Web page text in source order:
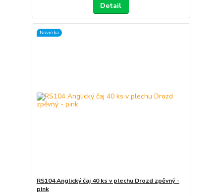
Detail
Novinka
RS104 Anglický čaj 40 ks v plechu Drozd zpěvný -
pink